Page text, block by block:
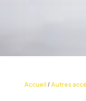
Accueil /Autres